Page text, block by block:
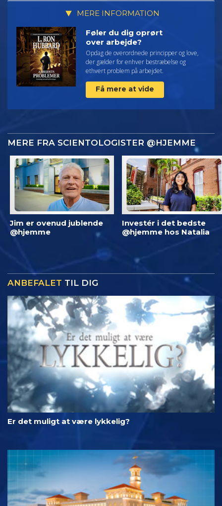
MERE INFORMATION
Føler du dig oprørt
over arbejde?
Opdag de overordnede principper og love,
der gælder for enhver bestræbelse og
ethvert problem på arbejdet.
Få mere at vide
MERE FRA SCIENTOLOGISTER @HJEMME
Jim er ovenud jublende
@hjemme
Investér i det bedste
@hjemme hos Natalia
ANBEFALET TIL DIG
Er det muligt at være lykkelig?